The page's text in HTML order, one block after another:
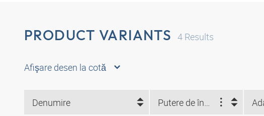
PRODUCT VARIANTS 4 Results
Afişare desen la cotă
Denumire